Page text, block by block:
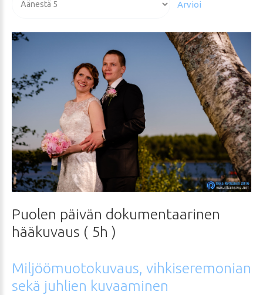
arvioida
Puolen päivän dokumentaarinen
hääkuvaus ( 5h )
Miljöömuotokuvaus, vihkiseremonian
sekä juhlien kuvaaminen